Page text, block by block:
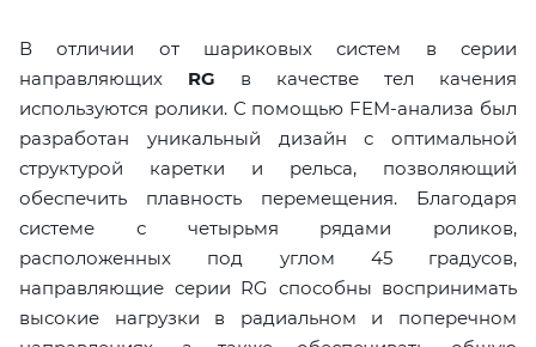
В отличии от шариковых систем в серии
направляющих RG в качестве тел качения
используются ролики. С помощью FEM-анализа был
разработан уникальный дизайн с оптимальной
структурой каретки и рельса, позволяющий
обеспечить плавность перемещения. Благодаря
системе с четырьмя рядами роликов,
расположенных под углом 45 градусов,
направляющие серии RG способны воспринимать
высокие нагрузки в радиальном и поперечном